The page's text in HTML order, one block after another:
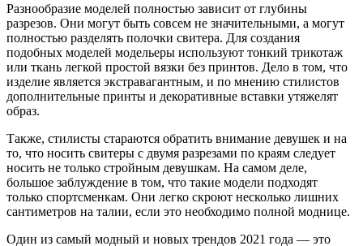
Разнообразие моделей полностью зависит от глубины
разрезов. Они могут быть совсем не значительными, а могут
полностью разделять полочки свитера. Для создания
подобных моделей модельеры используют тонкий трикотаж
или ткань легкой простой вязки без принтов. Дело в том, что
изделие является экстравагантным, и по мнению стилистов
дополнительные принты и декоративные вставки утяжелят
образ.
Также, стилисты стараются обратить внимание девушек и на
то, что носить свитеры с двумя разрезами по краям следует
носить не только стройным девушкам. На самом деле,
большое заблуждение в том, что такие модели подходят
только спортсменкам. Они легко скроют несколько лишних
сантиметров на талии, если это необходимо полной моднице.
Один из самый модный и новых трендов 2021 года — это